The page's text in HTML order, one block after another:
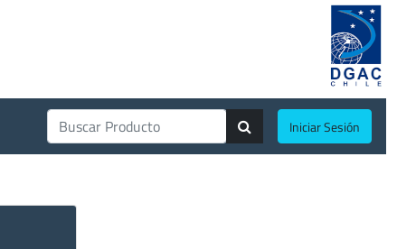
Iniciar Sesión